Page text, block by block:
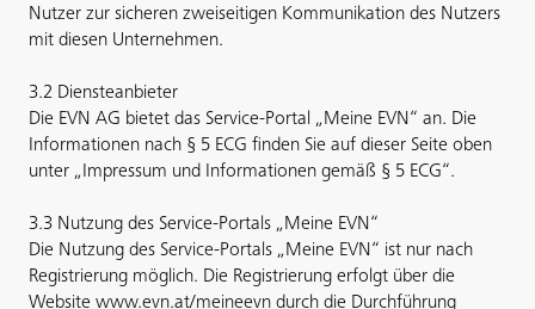
Nutzer zur sicheren zweiseitigen Kommunikation des Nutzers
mit diesen Unternehmen.
3.2 Diensteanbieter
Die EVN AG bietet das Service-Portal „Meine EVN“ an. Die
Informationen nach § 5 ECG finden Sie auf dieser Seite oben
unter „Impressum und Informationen gemäß § 5 ECG“.
3.3 Nutzung des Service-Portals „Meine EVN“
Die Nutzung des Service-Portals „Meine EVN“ ist nur nach
Registrierung möglich. Die Registrierung erfolgt über die
Website www.evn.at/meineevn durch die Durchführung